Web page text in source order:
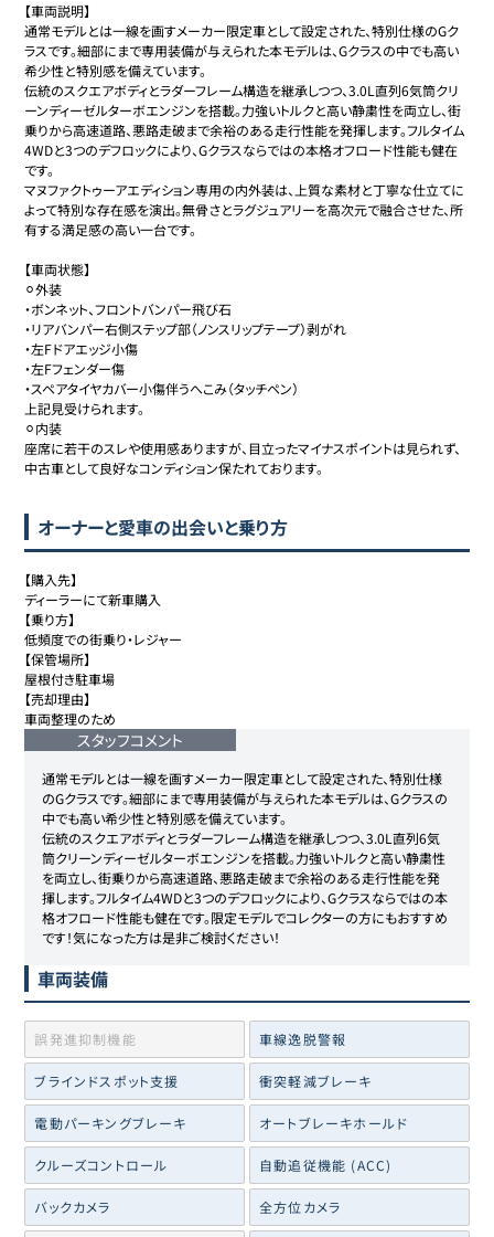
【車両説明】
通常モデルとは一線を画すメーカー限定車として設定された、特別仕様のGク
ラスです。細部にまで専用装備が与えられた本モデルは、Gクラスの中でも高い
希少性と特別感を備えています。
伝統のスクエアボディとラダーフレーム構造を継承しつつ、3.0L直列6気筒クリ
ーンディーゼルターボエンジンを搭載。力強いトルクと高い静粛性を両立し、街
乗りから高速道路、悪路走破まで余裕のある走行性能を発揮します。フルタイム
4WDと3つのデフロックにより、Gクラスならではの本格オフロード性能も健在
です。
マヌファクトゥーアエディション専用の内外装は、上質な素材と丁寧な仕立てに
よって特別な存在感を演出。無骨さとラグジュアリーを高次元で融合させた、所
有する満足感の高い一台です。
【車両状態】
⚪︎外装
・ボンネット、フロントバンパー飛び石
・リアバンパー右側ステップ部（ノンスリップテープ）剥がれ
・左Fドアエッジ小傷
・左Fフェンダー傷
・スペアタイヤカバー小傷伴うへこみ（タッチペン）
上記見受けられます。
⚪︎内装
座席に若干のスレや使用感ありますが、目立ったマイナスポイントは見られず、
中古車として良好なコンディション保たれております。
オーナーと愛車の出会いと乗り方
【購入先】
ディーラーにて新車購入
【乗り方】
低頻度での街乗り・レジャー
【保管場所】
屋根付き駐車場
【売却理由】
車両整理のため
スタッフコメント
通常モデルとは一線を画すメーカー限定車として設定された、特別仕様
のGクラスです。細部にまで専用装備が与えられた本モデルは、Gクラスの
中でも高い希少性と特別感を備えています。
伝統のスクエアボディとラダーフレーム構造を継承しつつ、3.0L直列6気
筒クリーンディーゼルターボエンジンを搭載。力強いトルクと高い静粛性
を両立し、街乗りから高速道路、悪路走破まで余裕のある走行性能を発
揮します。フルタイム4WDと3つのデフロックにより、Gクラスならではの本
格オフロード性能も健在です。限定モデルでコレクターの方にもおすすめ
です！気になった方は是非ご検討ください！
車両装備
誤発進抑制機能 車線逸脱警報
ブラインドスポット支援 衝突軽減ブレーキ
電動パーキングブレーキ オートブレーキホールド
クルーズコントロール 自動追従機能 (ACC)
バックカメラ 全方位カメラ